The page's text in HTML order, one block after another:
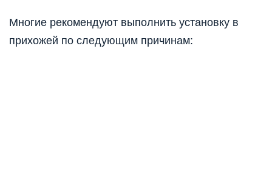
Многие рекомендуют выполнить установку в
прихожей по следующим причинам: